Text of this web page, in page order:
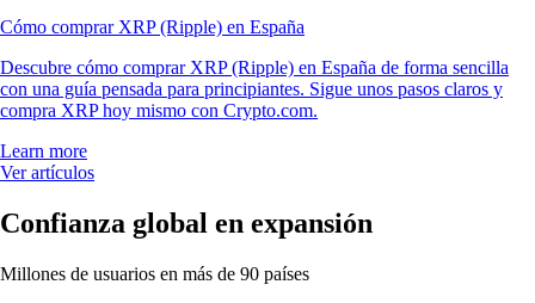
Cómo comprar XRP (Ripple) en España
Descubre cómo comprar XRP (Ripple) en España de forma sencilla
con una guía pensada para principiantes. Sigue unos pasos claros y
compra XRP hoy mismo con Crypto.com.
Learn more
Ver artículos
Confianza global en expansión
Millones de usuarios en más de 90 países